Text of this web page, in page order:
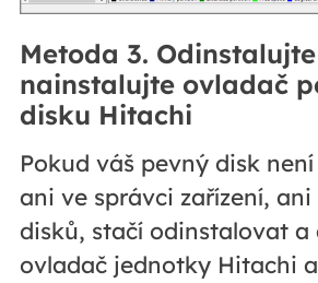
Metoda 3.
nainstalujte ovladač
disku Hitachi
Pokud váš pevný disk
ani ve správci zařízení,
disků, stačí odinstalovat
ovladač jednotky Hitachi